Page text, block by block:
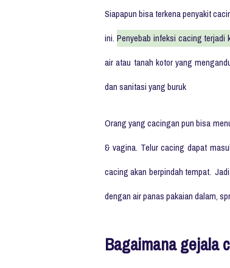
Siapapun bisa terkena penyakit
ini.Penyebab infeksi cacing
air atau tanah kotor yang
dan sanitasi yang buruk
Orang yang cacingan pun bisa
& vagina. Telur cacing dapat
cacing akan berpindah tempat.
dengan air panas pakaian dalam,
Bagaimana gejala